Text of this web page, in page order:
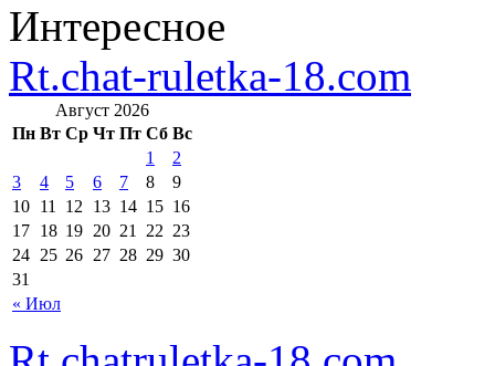
Интересное
Rt.chat-ruletka-18.com
Август 2026
Пн Вт Ср Чт Пт Сб Вс
« Июл
1
2
3
4 5 6 7 8
9
10 11 12 13 14 15 16
17 18 19 20 21 22 23
24 25 26 27 28 29 30
31